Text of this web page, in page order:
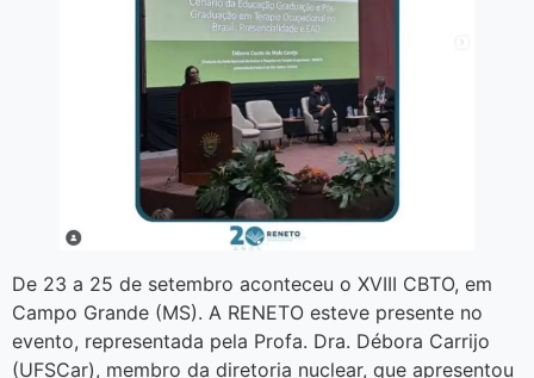
De 23 a 25 de setembro aconteceu o XVIII CBTO, em
Campo Grande (MS). A RENETO esteve presente no
evento, representada pela Profa. Dra. Débora Carrijo
(UFSCar), membro da diretoria nuclear, que apresentou